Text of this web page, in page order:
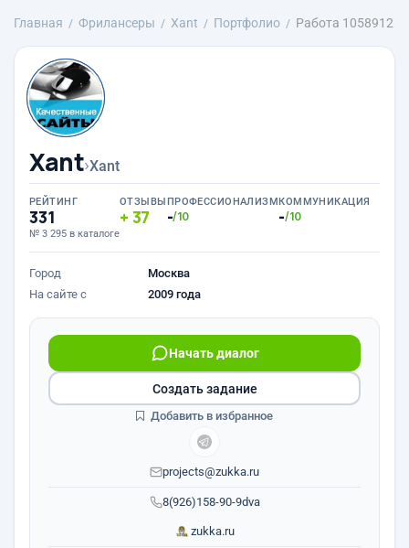
Главная Фрилансеры Xant Портфолио Работа 1058912
Xant›Xant
РЕЙТИНГ
331
№ 3 295 в каталоге
ОТЗЫВЫ
37
ПРОФЕССИОНАЛИЗМ
-/10
КОММУНИКАЦИЯ
-/10
Город
Москва
На сайте с
2009 года
8(926)158-90-9dva
Начать диалог
projects@zukka.ru
zukka.ru
Создать задание
Добавить в избранное